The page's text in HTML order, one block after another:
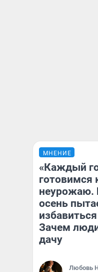
МНЕНИЕ
«Каждый
готовимся
осень
Зачем
дачу
Любовь